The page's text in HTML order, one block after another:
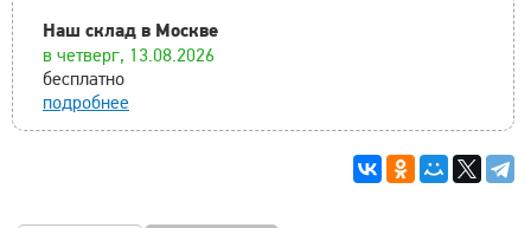
Наш склад в Москве
в четверг, 13.08.2026
бесплатно
подробнее